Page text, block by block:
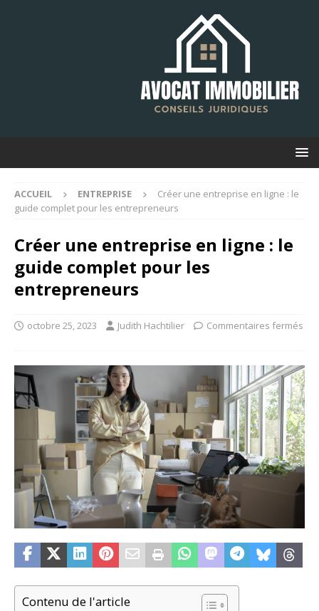
ACCUEIL ENTREPRISE
Créer une entreprise en ligne : le
guide complet pour les entrepreneurs
Créer une entreprise en ligne : le
guide complet pour les
entrepreneurs
octobre 25, 2023 Judith Hachtilier Commentaires fermés
Contenu de l'article